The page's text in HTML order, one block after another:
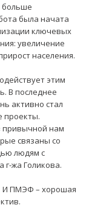
больше
была начата
ключевых
увеличение
населения.
этим
В последнее
активно стал
проекты.
привычной нам
связаны со
людям с
г-жа Голикова.
И ПМЭФ – хорошая